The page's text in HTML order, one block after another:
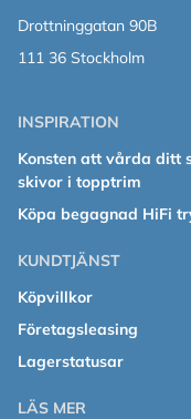
Drottninggatan 90B
111 36 Stockholm
INSPIRATION
Konsten att vårda ditt
skivor i topptrim
Köpa begagnad HiFi
KUNDTJÄNST
Köpvillkor
Företagsleasing
Lagerstatusar
LÄS MER